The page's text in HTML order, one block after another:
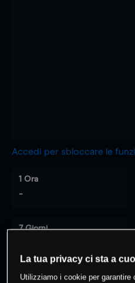
Accedi per sbloccare le
1 Ora
-
7 Giorni
La tua privacy ci sta a
Utilizziamo i cookie per